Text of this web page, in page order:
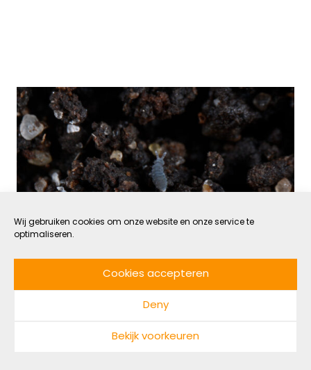
Wij gebruiken cookies om onze website en onze service te
optimaliseren.
Cookies accepteren
Deny
Bekijk voorkeuren
De ongeziene (en
onmisbare) wereld onder
onze voeten: dít gebeurt er